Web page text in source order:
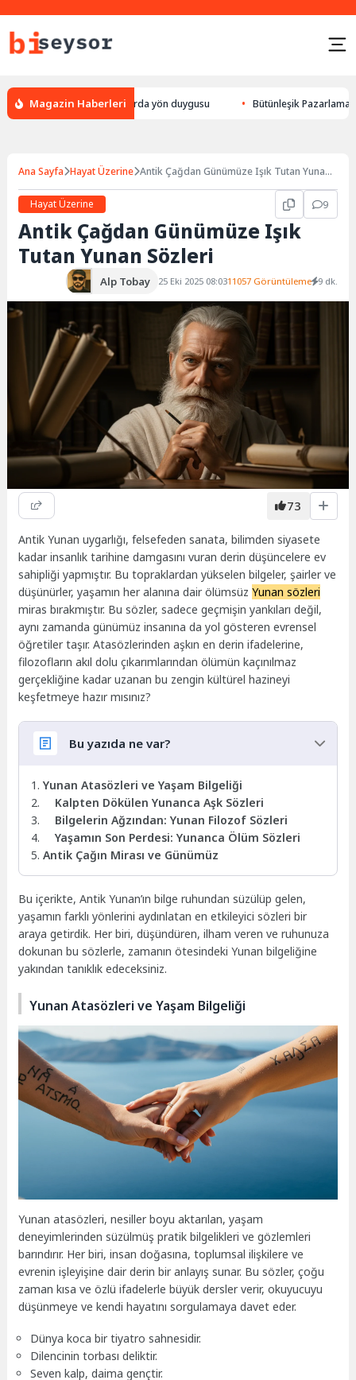
Magazin Haberleri
bulması, hayvanlarda yön duygusu Bütünleşik Pazarlama:
Ana Sayfa Hayat Üzerine Antik Çağdan Günümüze Işık Tutan Yunan
Hayat Üzerine
9
Antik Çağdan Günümüze Işık
Tutan Yunan Sözleri
Alp Tobay 25 Eki 2025 08:0311057 Görüntüleme 9 dk.
73
Antik Yunan uygarlığı, felsefeden sanata, bilimden siyasete
kadar insanlık tarihine damgasını vuran derin düşüncelere ev
sahipliği yapmıştır. Bu topraklardan yükselen bilgeler, şairler ve
düşünürler, yaşamın her alanına dair ölümsüzYunan sözleri
miras bırakmıştır. Bu sözler, sadece geçmişin yankıları değil,
aynı zamanda günümüz insanına da yol gösteren evrensel
öğretiler taşır. Atasözlerinden aşkın en derin ifadelerine,
filozofların akıl dolu çıkarımlarından ölümün kaçınılmaz
gerçekliğine kadar uzanan bu zengin kültürel hazineyi
keşfetmeye hazır mısınız?
Bu yazıda ne var?
Yunan Atasözleri ve Yaşam Bilgeliği
Kalpten Dökülen Yunanca Aşk Sözleri
Bilgelerin Ağzından: Yunan Filozof Sözleri
Yaşamın Son Perdesi: Yunanca Ölüm Sözleri
Antik Çağın Mirası ve Günümüz
Bu içerikte, Antik Yunan’ın bilge ruhundan süzülüp gelen,
yaşamın farklı yönlerini aydınlatan en etkileyici sözleri bir
araya getirdik. Her biri, düşündüren, ilham veren ve ruhunuza
dokunan bu sözlerle, zamanın ötesindeki Yunan bilgeliğine
yakından tanıklık edeceksiniz.
Yunan Atasözleri ve Yaşam Bilgeliği
Yunan atasözleri, nesiller boyu aktarılan, yaşam
deneyimlerinden süzülmüş pratik bilgelikleri ve gözlemleri
barındırır. Her biri, insan doğasına, toplumsal ilişkilere ve
evrenin işleyişine dair derin bir anlayış sunar. Bu sözler, çoğu
zaman kısa ve özlü ifadelerle büyük dersler verir, okuyucuyu
düşünmeye ve kendi hayatını sorgulamaya davet eder.
Dünya koca bir tiyatro sahnesidir.
Dilencinin torbası deliktir.
Seven kalp, daima gençtir.